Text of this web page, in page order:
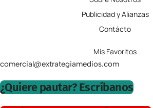
Publicidad y Alianzas
Contácto
Mis Favoritos
comercial@extrategiamedios.com
¿Quiere pautar? Escríbanos